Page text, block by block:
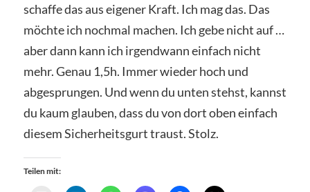
schaffe das aus eigener Kraft. Ich mag das. Das
möchte ich nochmal machen. Ich gebe nicht auf …
aber dann kann ich irgendwann einfach nicht
mehr. Genau 1,5h. Immer wieder hoch und
abgesprungen. Und wenn du unten stehst, kannst
du kaum glauben, dass du von dort oben einfach
diesem Sicherheitsgurt traust. Stolz.
Teilen mit: